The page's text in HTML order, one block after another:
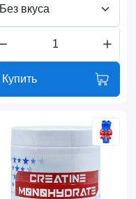
Без вкуса
Купить